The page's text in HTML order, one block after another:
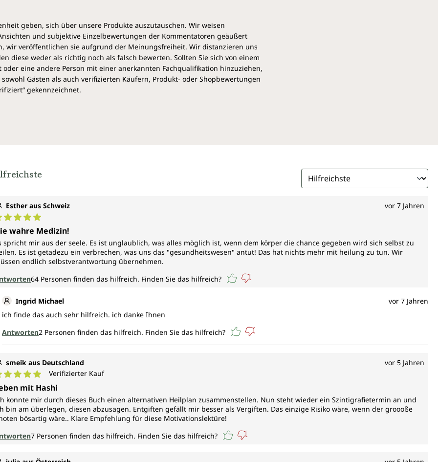
geben, sich über unsere Produkte auszutauschen. Wir weisen
und subjektive Einzelbewertungen der Kommentatoren geäußert
wir veröffentlichen sie aufgrund der Meinungsfreiheit. Wir distanzieren uns
diese weder als richtig noch als falsch bewerten. Sollten Sie sich von einem
eine andere Person mit einer anerkannten Fachqualifikation hinzuziehen,
Gästen als auch verifizierten Käufern, Produkt- oder Shopbewertungen
gekennzeichnet.
Esther aus Schweiz vor 7 Jahren
Bewertung von 5 von 5 Sternen
wahre Medizin!
spricht mir aus der seele. Es ist unglaublich, was alles möglich ist, wenn dem körper die chance gegeben wird sich selbst zu
Es ist getadezu ein verbrechen, was uns das "gesundheitswesen" antut! Das hat nichts mehr mit heilung zu tun. Wir
endlich selbstverantwortung übernehmen.
64 Personen finden das hilfreich. Finden Sie das hilfreich?
Ingrid Michael
vor 7 Jahren
ich finde das auch sehr hilfreich. ich danke Ihnen
Antworten2 Personen finden das hilfreich. Finden Sie das hilfreich?
smeik aus Deutschland vor 5 Jahren
Bewertung von 5 von 5 Sternen
Verifizierter Kauf
mit Hashi
konnte mir durch dieses Buch einen alternativen Heilplan zusammenstellen. Nun steht wieder ein Szintigrafietermin an und
bin am überlegen, diesen abzusagen. Entgiften gefällt mir besser als Vergiften. Das einzige Risiko wäre, wenn der groooße
bösartig wäre.. Klare Empfehlung für diese Motivationslektüre!
7 Personen finden das hilfreich. Finden Sie das hilfreich?